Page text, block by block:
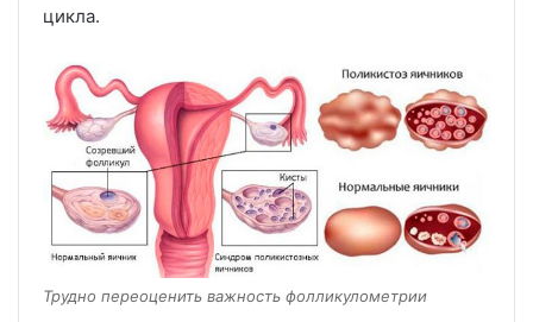
цикла.
Трудно переоценить важность фолликулометрии